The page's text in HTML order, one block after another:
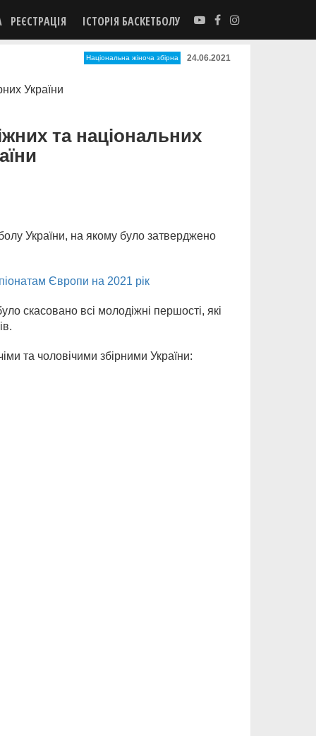
РЕЄСТРАЦІЯ ІСТОРІЯ БАСКЕТБОЛУ
Національна жіноча збірна 24.06.2021
та національних
України, на якому було затверджено
Європи на 2021 рік
скасовано всі молодіжні першості, які
та чоловічими збірними України: